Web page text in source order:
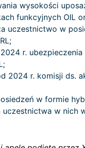
wysokości
funkcyjnych OIL
uczestnictwo w
r. ubezpieczenia
2024 r. komisji ds.
w formie
uczestnictwa w nich